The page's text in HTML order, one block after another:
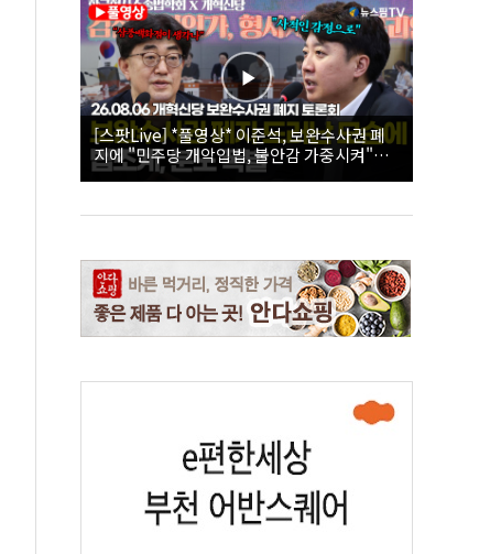
[스팟Live] *풀영상* 이준석, 보완수사권 폐
지에 "민주당 개악입법, 불안감 가중시켜"｜
26.08.06 개혁신당 보완수사권 폐지 토론회